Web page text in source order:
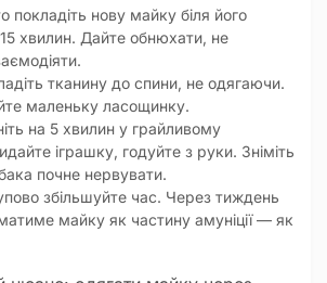
покладіть нову майку біля його
хвилин. Дайте обнюхати, не
тканину до спини, не одягаючи.
маленьку ласощинку.
на 5 хвилин у грайливому
іграшку, годуйте з руки. Зніміть
почне нервувати.
збільшуйте час. Через тиждень
майку як частину амуніції — як